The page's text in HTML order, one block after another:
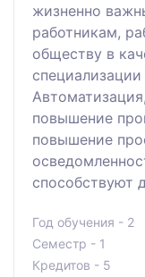
жизненно
работникам,
обществу в
повышение
повышение
способствуют
Год обучения - 2
Семестр - 1
Кредитов - 5